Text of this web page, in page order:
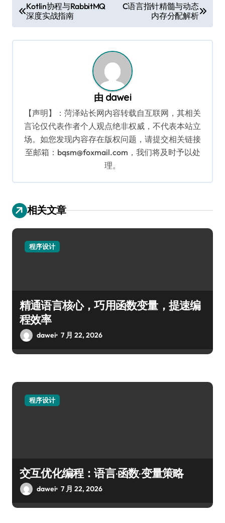
章
导
Kotlin协程与RabbitMQ
深度实战指南
C语言指针精髓与动态
内存分配解析
由 dawei
【声明】：菏泽站长网内容转载自互联网，其相关
言论仅代表作者个人观点绝非权威，不代表本站立
场。如您发现内容存在版权问题，请提交相关链接
至邮箱：bqsm@foxmail.com，我们将及时予以处
理。
相关文章
程序设计
精通语言核心，巧用函数变量，提速编
程效率
dawei 7 月 22, 2026
程序设计
交互优化编程：语言·函数·变量策略
dawei 7 月 22, 2026